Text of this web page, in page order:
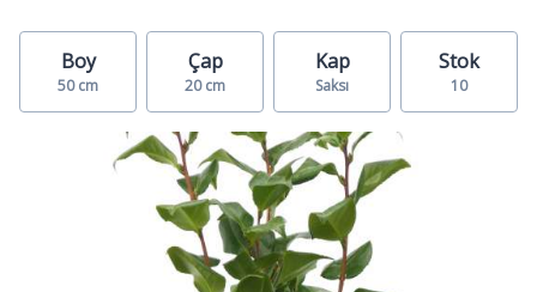
Boy
50 cm
Çap
20 cm
Kap
Saksı
Stok
10